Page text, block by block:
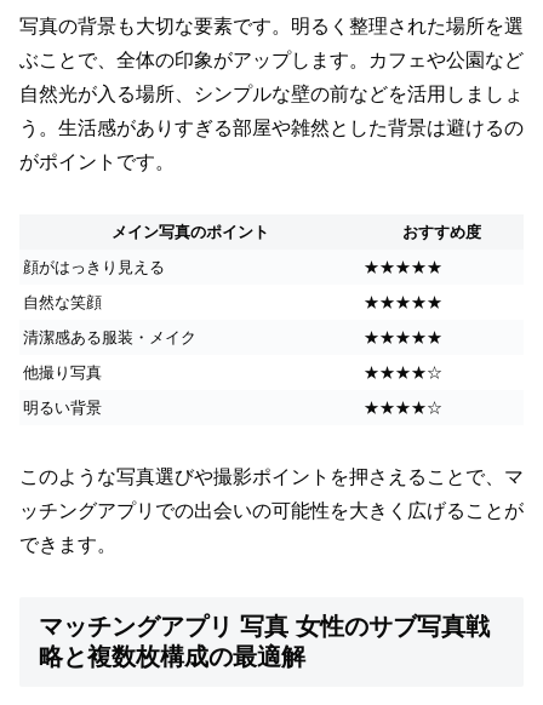
写真の背景も大切な要素です。明るく整理された場所を選
ぶことで、全体の印象がアップします。カフェや公園など
自然光が入る場所、シンプルな壁の前などを活用しましょ
う。生活感がありすぎる部屋や雑然とした背景は避けるの
がポイントです。
メイン写真のポイント
おすすめ度
顔がはっきり見える
★★★★★
自然な笑顔
★★★★★
清潔感ある服装・メイク
★★★★★
他撮り写真
★★★★☆
明るい背景
★★★★☆
このような写真選びや撮影ポイントを押さえることで、マ
ッチングアプリでの出会いの可能性を大きく広げることが
できます。
マッチングアプリ 写真 女性のサブ写真戦
略と複数枚構成の最適解